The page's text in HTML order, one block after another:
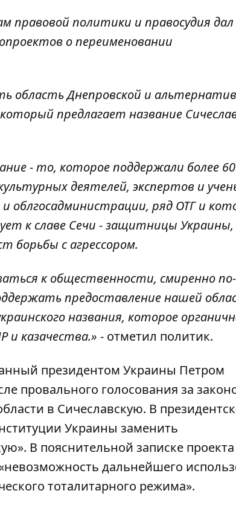
правовой политики и правосудия дал
о переименовании
область Днепровской и
предлагает название
- то, которое поддержали более 60
деятелей, экспертов и
облгосадминистрации, ряд ОТГ и
к славе Сечи - защитницы
борьбы с агрессором.
к общественности, смиренно по-
предоставление нашей
названия, которое
и казачества.» - отметил политик.
президентом Украины Петром
провального голосования за
в Сичеславскую. В
Украины заменить
В пояснительной записке
дальнейшего
тоталитарного режима».